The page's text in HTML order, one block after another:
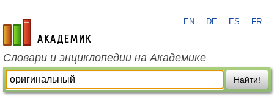
academic.ru
EN DE ES FR
Словари и энциклопедии на Академике
Найти!